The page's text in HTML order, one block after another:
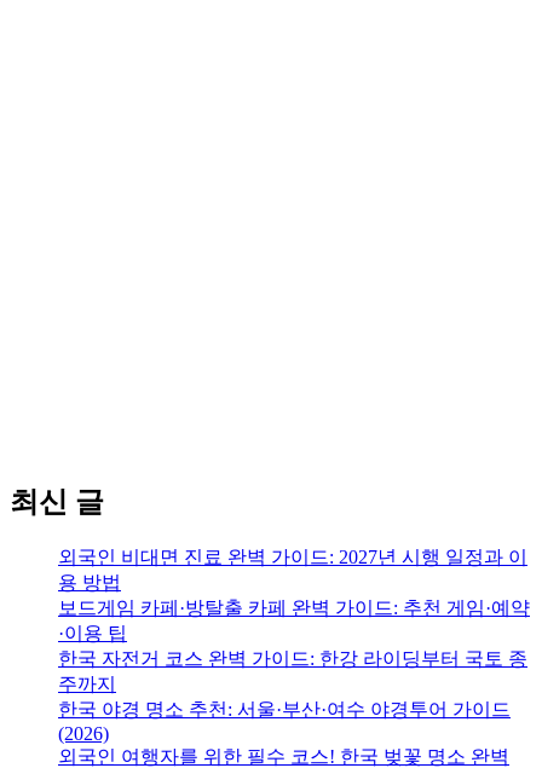
최신 글
외국인 비대면 진료 완벽 가이드: 2027년 시행 일정과 이
용 방법
보드게임 카페·방탈출 카페 완벽 가이드: 추천 게임·예약
·이용 팁
한국 자전거 코스 완벽 가이드: 한강 라이딩부터 국토 종
주까지
한국 야경 명소 추천: 서울·부산·여수 야경투어 가이드
(2026)
외국인 여행자를 위한 필수 코스! 한국 벚꽃 명소 완벽